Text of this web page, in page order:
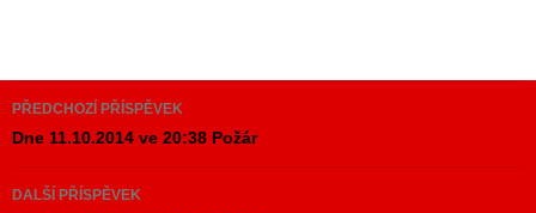
Navigace
pro
příspěvky
PŘEDCHOZÍ PŘÍSPĚVEK
Dne 11.10.2014 ve 20:38 Požár
DALŠÍ PŘÍSPĚVEK